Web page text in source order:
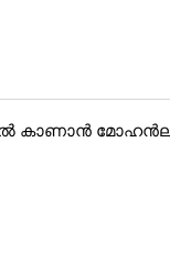
കാണാൻ